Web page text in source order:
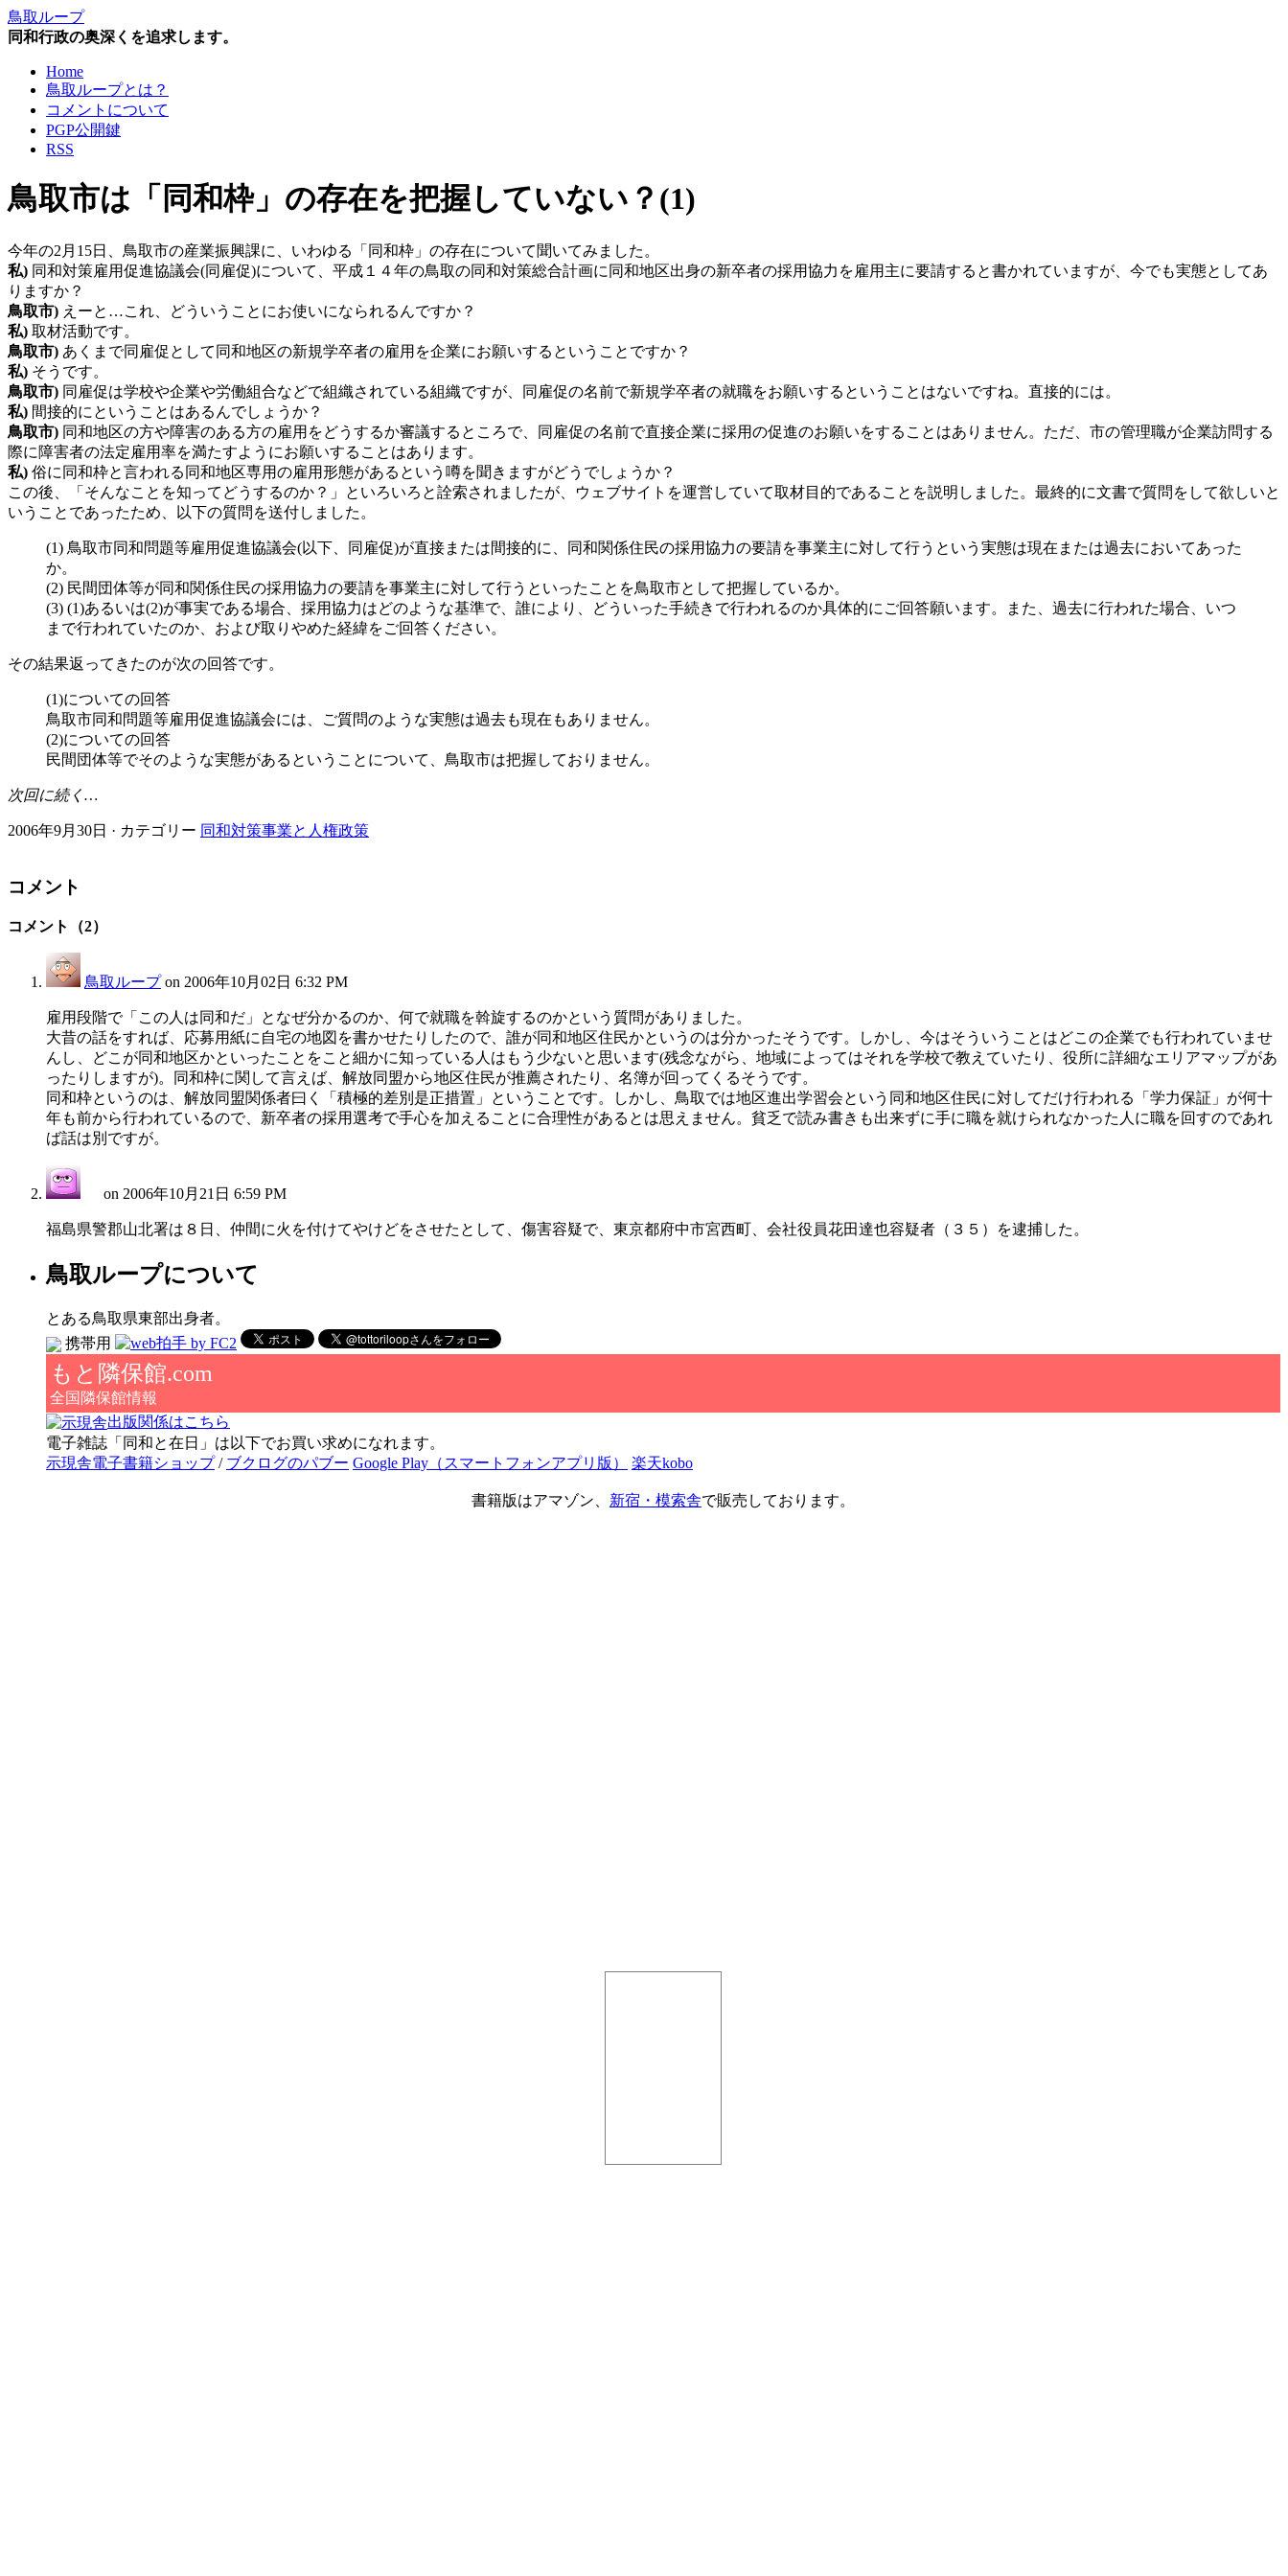
鳥取ループ
同和行政の奥深くを追求します。
Home
鳥取ループとは？
コメントについて
PGP公開鍵
RSS
鳥取市は「同和枠」の存在を把握していない？(1)
今年の2月15日、鳥取市の産業振興課に、いわゆる「同和枠」の存在について聞いてみました。
私) 同和対策雇用促進協議会(同雇促)について、平成１４年の鳥取の同和対策総合計画に同和地区出身の新卒者の採用協力を雇用主に要請すると書かれていますが、今でも実態としてあ
りますか？
鳥取市) えーと…これ、どういうことにお使いになられるんですか？
私) 取材活動です。
鳥取市) あくまで同雇促として同和地区の新規学卒者の雇用を企業にお願いするということですか？
私) そうです。
鳥取市) 同雇促は学校や企業や労働組合などで組織されている組織ですが、同雇促の名前で新規学卒者の就職をお願いするということはないですね。直接的には。
私) 間接的にということはあるんでしょうか？
鳥取市) 同和地区の方や障害のある方の雇用をどうするか審議するところで、同雇促の名前で直接企業に採用の促進のお願いをすることはありません。ただ、市の管理職が企業訪問する
際に障害者の法定雇用率を満たすようにお願いすることはあります。
私) 俗に同和枠と言われる同和地区専用の雇用形態があるという噂を聞きますがどうでしょうか？
この後、「そんなことを知ってどうするのか？」といろいろと詮索されましたが、ウェブサイトを運営していて取材目的であることを説明しました。最終的に文書で質問をして欲しいと
いうことであったため、以下の質問を送付しました。
(1) 鳥取市同和問題等雇用促進協議会(以下、同雇促)が直接または間接的に、同和関係住民の採用協力の要請を事業主に対して行うという実態は現在または過去においてあった
か。
(2) 民間団体等が同和関係住民の採用協力の要請を事業主に対して行うといったことを鳥取市として把握しているか。
(3) (1)あるいは(2)が事実である場合、採用協力はどのような基準で、誰により、どういった手続きで行われるのか具体的にご回答願います。また、過去に行われた場合、いつ
まで行われていたのか、および取りやめた経緯をご回答ください。
その結果返ってきたのが次の回答です。
(1)についての回答
鳥取市同和問題等雇用促進協議会には、ご質問のような実態は過去も現在もありません。
(2)についての回答
民間団体等でそのような実態があるということについて、鳥取市は把握しておりません。
次回に続く…
2006年9月30日 · カテゴリー 同和対策事業と人権政策
コメント
コメント（2）
鳥取ループon 2006年10月02日 6:32 PM
雇用段階で「この人は同和だ」となぜ分かるのか、何で就職を斡旋するのかという質問がありました。
大昔の話をすれば、応募用紙に自宅の地図を書かせたりしたので、誰が同和地区住民かというのは分かったそうです。しかし、今はそういうことはどこの企業でも行われていませ
んし、どこが同和地区かといったことをこと細かに知っている人はもう少ないと思います(残念ながら、地域によってはそれを学校で教えていたり、役所に詳細なエリアマップがあ
ったりしますが)。同和枠に関して言えば、解放同盟から地区住民が推薦されたり、名簿が回ってくるそうです。
同和枠というのは、解放同盟関係者曰く「積極的差別是正措置」ということです。しかし、鳥取では地区進出学習会という同和地区住民に対してだけ行われる「学力保証」が何十
年も前から行われているので、新卒者の採用選考で手心を加えることに合理性があるとは思えません。貧乏で読み書きも出来ずに手に職を就けられなかった人に職を回すのであれ
ば話は別ですが。
on 2006年10月21日 6:59 PM
福島県警郡山北署は８日、仲間に火を付けてやけどをさせたとして、傷害容疑で、東京都府中市宮西町、会社役員花田達也容疑者（３５）を逮捕した。
鳥取ループについて
とある鳥取県東部出身者。
携帯用
もと隣保館.com
全国隣保館情報
出版関係はこちら
電子雑誌「同和と在日」は以下でお買い求めになれます。
示現舎電子書籍ショップ/ ブクログのパブー Google Play（スマートフォンアプリ版） 楽天kobo
書籍版はアマゾン、 新宿・模索舎で販売しております。